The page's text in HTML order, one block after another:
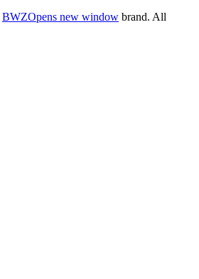
BWZOpens new window brand. All